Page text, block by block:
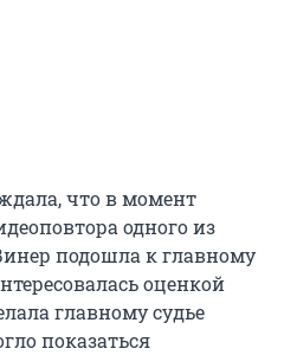
что в момент
одного из
подошла к главному
оценкой
главному судье
показаться